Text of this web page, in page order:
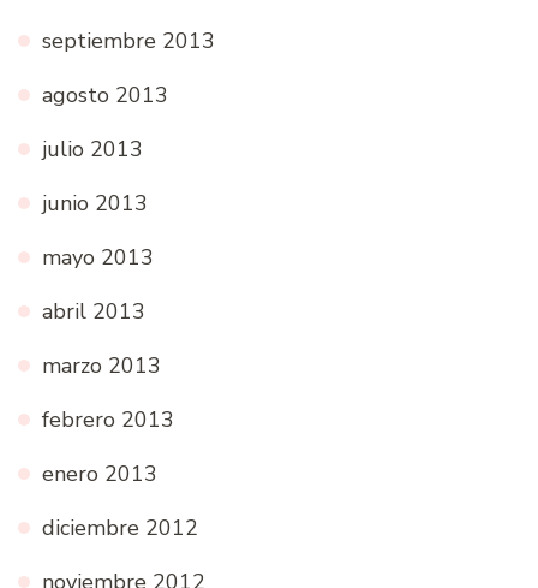
septiembre 2013
agosto 2013
julio 2013
junio 2013
mayo 2013
abril 2013
marzo 2013
febrero 2013
enero 2013
diciembre 2012
noviembre 2012